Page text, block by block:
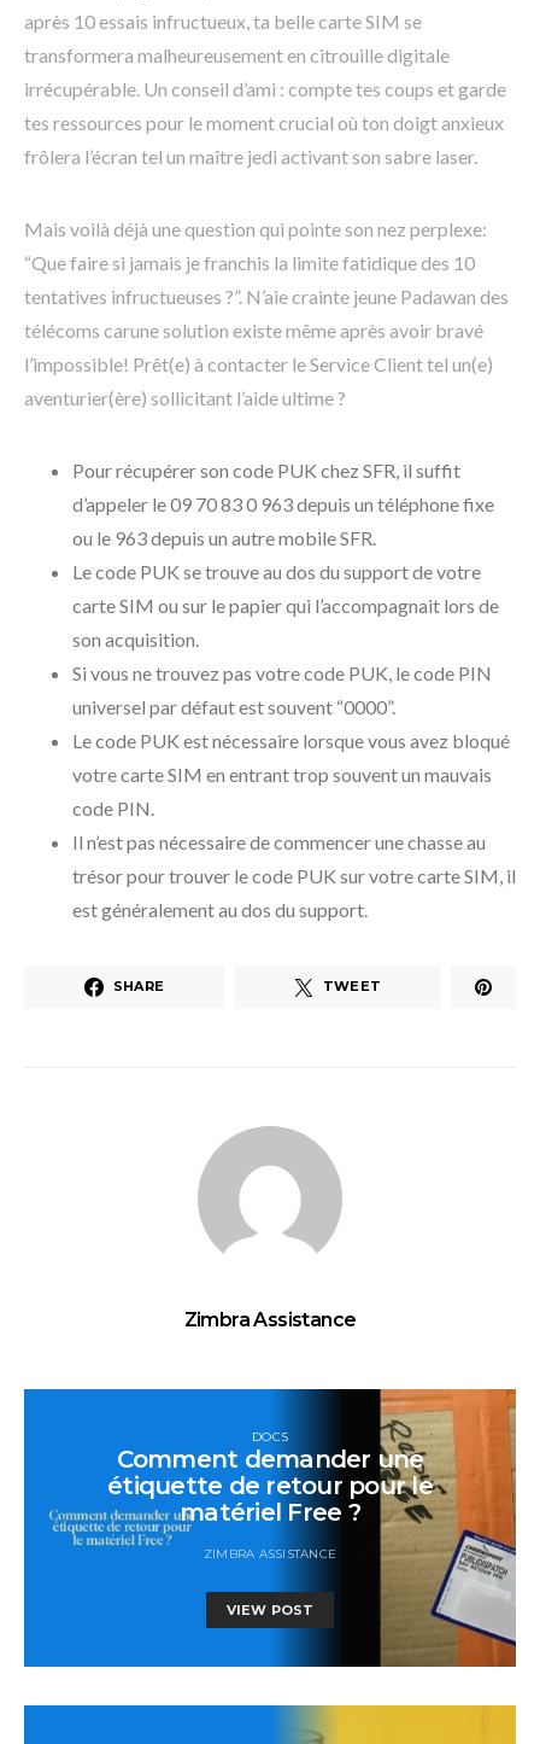
après 10 essais infructueux, ta belle carte SIM se
transformera malheureusement en citrouille digitale
irrécupérable. Un conseil d’ami : compte tes coups et garde
tes ressources pour le moment crucial où ton doigt anxieux
frôlera l’écran tel un maître jedi activant son sabre laser.
Mais voilà déjà une question qui pointe son nez perplexe:
“Que faire si jamais je franchis la limite fatidique des 10
tentatives infructueuses ?”. N’aie crainte jeune Padawan des
télécoms carune solution existe même après avoir bravé
l’impossible! Prêt(e) à contacter le Service Client tel un(e)
aventurier(ère) sollicitant l’aide ultime ?
Pour récupérer son code PUK chez SFR, il suffit
d’appeler le 09 70 83 0 963 depuis un téléphone fixe
ou le 963 depuis un autre mobile SFR.
Le code PUK se trouve au dos du support de votre
carte SIM ou sur le papier qui l’accompagnait lors de
son acquisition.
Si vous ne trouvez pas votre code PUK, le code PIN
universel par défaut est souvent “0000”.
Le code PUK est nécessaire lorsque vous avez bloqué
votre carte SIM en entrant trop souvent un mauvais
code PIN.
Il n’est pas nécessaire de commencer une chasse au
trésor pour trouver le code PUK sur votre carte SIM, il
est généralement au dos du support.
SHARE TWEET
Zimbra Assistance
DOCS
Comment demander une
étiquette de retour pour le
matériel Free ?
ZIMBRA ASSISTANCE
VIEW POST